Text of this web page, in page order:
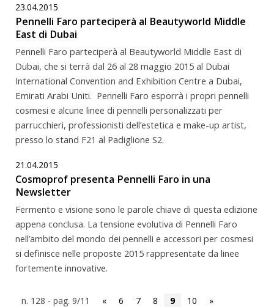
23.04.2015
Pennelli Faro parteciperà al Beautyworld Middle
East di Dubai
Pennelli Faro parteciperà al Beautyworld Middle East di
Dubai, che si terrà dal 26 al 28 maggio 2015 al Dubai
International Convention and Exhibition Centre a Dubai,
Emirati Arabi Uniti. Pennelli Faro esporrà i propri pennelli
cosmesi e alcune linee di pennelli personalizzati per
parrucchieri, professionisti dell’estetica e make-up artist,
presso lo stand F21 al Padiglione S2.
21.04.2015
Cosmoprof presenta Pennelli Faro in una
Newsletter
Fermento e visione sono le parole chiave di questa edizione
appena conclusa. La tensione evolutiva di Pennelli Faro
nell’ambito del mondo dei pennelli e accessori per cosmesi
si definisce nelle proposte 2015 rappresentate da linee
fortemente innovative.
n. 128 - pag. 9/11 « 6 7 8 9 10
»